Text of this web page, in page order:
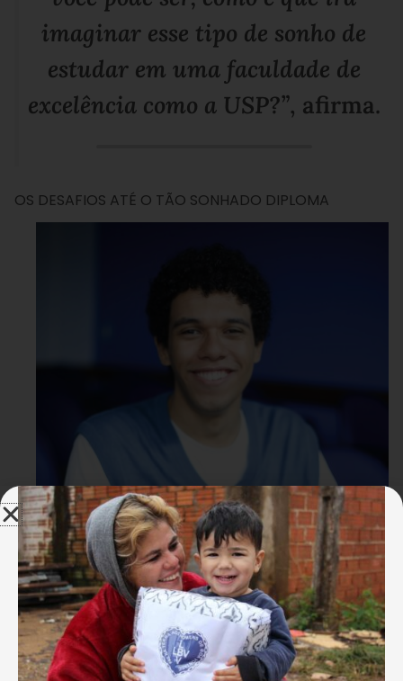
imaginar esse tipo de sonho de
estudar em uma faculdade de
excelência como a USP?”, afirma.
OS DESAFIOS ATÉ O TÃO SONHADO DIPLOMA